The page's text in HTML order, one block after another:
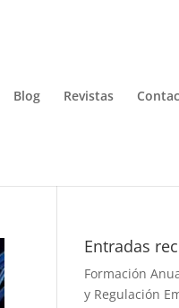
Blog Revistas
Entradas
Formación
y Regulación